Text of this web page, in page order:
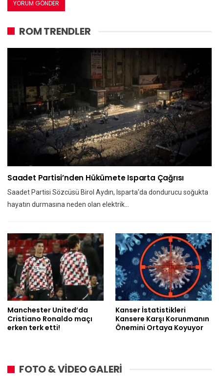
ROM TRENDLER
Saadet Partisi’nden Hükümete Isparta Çağrısı
Saadet Partisi Sözcüsü Birol Aydın, Isparta'da dondurucu soğukta
hayatın durmasına neden olan elektrik…
Manchester United’da
Cristiano Ronaldo maçı
erken terk etti!
Kanser İstatistikleri
Kansere Karşı Korunmanın
Önemini Ortaya Koyuyor
FOTO & VİDEO GALERİ